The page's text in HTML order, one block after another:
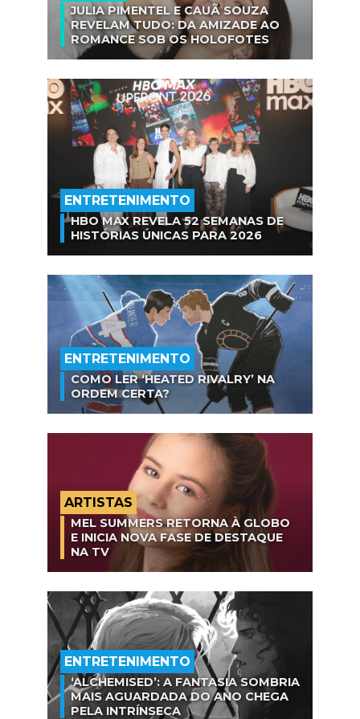
JULIA PIMENTEL E CAUÃ SOUZA
REVELAM TUDO: DA AMIZADE AO
ROMANCE SOB OS HOLOFOTES
ENTRETENIMENTO
HBO MAX REVELA 52 SEMANAS DE
HISTÓRIAS ÚNICAS PARA 2026
ENTRETENIMENTO
COMO LER ‘HEATED RIVALRY’ NA
ORDEM CERTA?
ARTISTAS
MEL SUMMERS RETORNA À GLOBO
E INICIA NOVA FASE DE DESTAQUE
NA TV
ENTRETENIMENTO
‘ALCHEMISED’: A FANTASIA SOMBRIA
MAIS AGUARDADA DO ANO CHEGA
PELA INTRÍNSECA